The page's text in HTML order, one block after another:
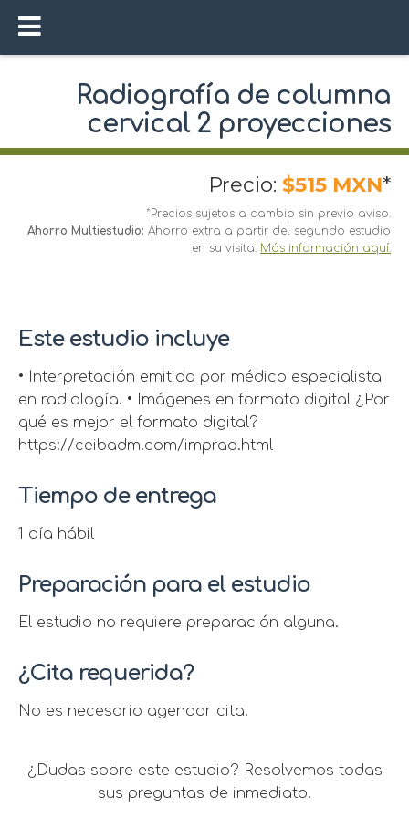
Radiografía de columna
cervical 2 proyecciones
Precio: $515 MXN*
*Precios sujetos a cambio sin previo aviso.
Ahorro Multiestudio: Ahorro extra a partir del segundo estudio
en su visita. Más información aquí.
Este estudio incluye
• Interpretación emitida por médico especialista
en radiología. • Imágenes en formato digital ¿Por
qué es mejor el formato digital?
https://ceibadm.com/imprad.html
Tiempo de entrega
1 día hábil
Preparación para el estudio
El estudio no requiere preparación alguna.
¿Cita requerida?
No es necesario agendar cita.
¿Dudas sobre este estudio? Resolvemos todas
sus preguntas de inmediato.